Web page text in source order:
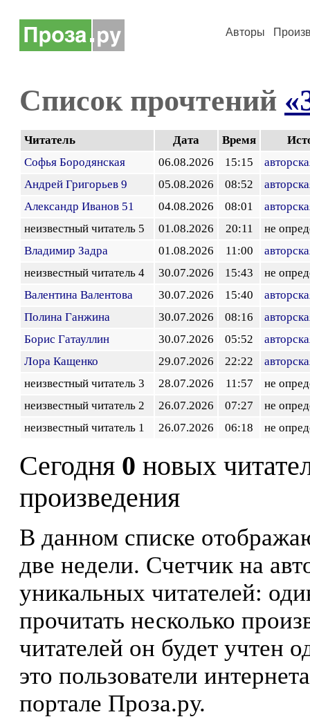
Авторы
Список прочтений
Читатель Дата Время
Софья Бородянская
06.08.2026 15:15
Андрей Григорьев 9
05.08.2026 08:52
Александр Иванов 51
04.08.2026 08:01
неизвестный читатель 5
01.08.2026 20:11
не
Владимир Задра
01.08.2026 11:00
неизвестный читатель 4
30.07.2026 15:43
не
Валентина Валентова
30.07.2026 15:40
Полина Ганжина
30.07.2026 08:16
Борис Гатауллин
30.07.2026 05:52
Лора Кащенко
29.07.2026 22:22
неизвестный читатель 3
28.07.2026 11:57
не
неизвестный читатель 2
26.07.2026 07:27
не
неизвестный читатель 1
26.07.2026 06:18 не
Сегодня 0 новых
произведения
В данном списке
две недели. Счетчик на
уникальных читателей:
прочитать несколько
читателей он будет учтен
это пользователи
портале Проза.ру.